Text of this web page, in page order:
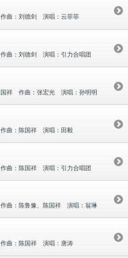
曲：刘德剑 演唱：云菲菲
曲：刘德剑 演唱：引力合唱团
祥 作曲：张宏光 演唱：孙明明
曲：陈国祥 演唱：田毅
曲：陈国祥 演唱：引力合唱团
曲：陈鲁豫、陈国祥 演唱：翁琳
曲：陈国祥 演唱：唐涛